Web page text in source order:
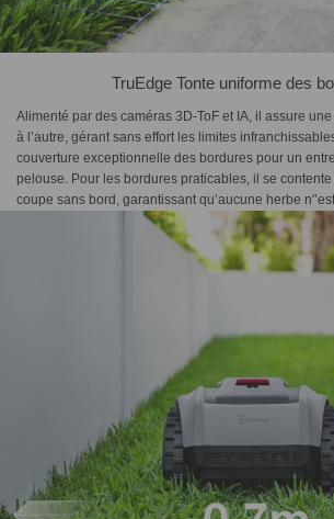
TruEdge Tonte uniforme des
Alimenté par des caméras 3D-ToF et IA, il assure
à l’autre, gérant sans effort les limites
couverture exceptionnelle des bordures pour un
pelouse. Pour les bordures praticables, il se contente
coupe sans bord, garantissant qu’aucune herbe